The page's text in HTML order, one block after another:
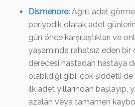
Dismenore:Ağrılı adet görme
periyodik olarak adet
gün önce karşılaştıkları ve
yaşamında rahatsız eden bir
derecesi hastadan hastaya
olabildiği gibi, çok şiddetli de
ilk adet yıllarından başlayıp,
azalan veya tamamen